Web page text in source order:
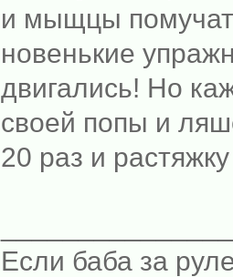
и мыщцы
новенькие
двигались! Но
своей попы и
20 раз и
Если баба за